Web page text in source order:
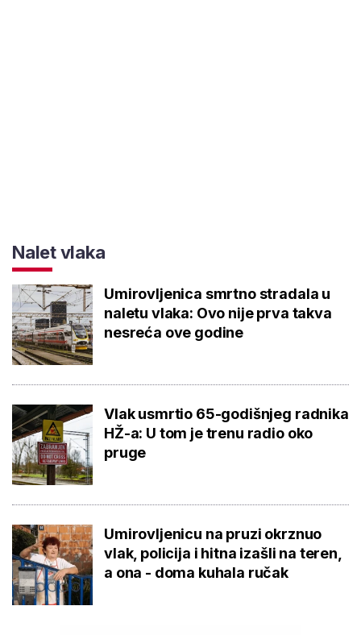
Nalet vlaka
Umirovljenica smrtno stradala u
naletu vlaka: Ovo nije prva takva
nesreća ove godine
Vlak usmrtio 65-godišnjeg radnika
HŽ-a: U tom je trenu radio oko
pruge
Umirovljenicu na pruzi okrznuo
vlak, policija i hitna izašli na teren,
a ona - doma kuhala ručak